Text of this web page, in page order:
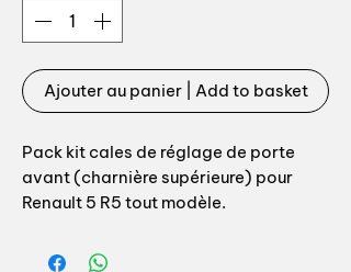
Ajouter au panier | Add to basket
Pack kit cales de réglage de porte
avant (charnière supérieure) pour
Renault 5 R5 tout modèle.
Nous avons réalisé ces cales en inox